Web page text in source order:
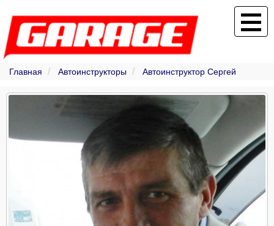
Главная Автоинструкторы Автоинструктор Сергей